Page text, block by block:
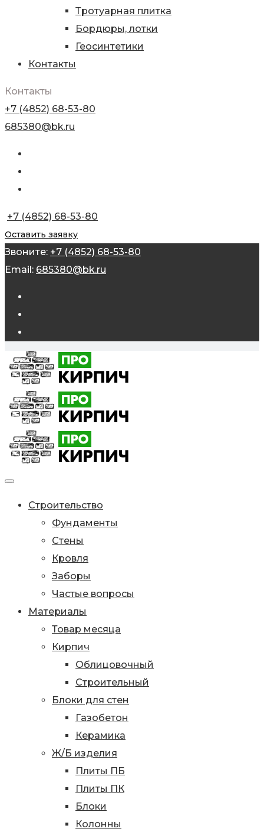
Тротуарная плитка
Бордюры, лотки
Геосинтетики
Контакты
Контакты
+7 (4852) 68-53-80
685380@bk.ru
+7 (4852) 68-53-80
Оставить заявку
Звоните: +7 (4852) 68-53-80
Email: 685380@bk.ru
Строительство
Фундаменты
Стены
Кровля
Заборы
Частые вопросы
Материалы
Товар месяца
Кирпич
Облицовочный
Строительный
Блоки для стен
Газобетон
Керамика
Ж/Б изделия
Плиты ПБ
Плиты ПК
Блоки
Колонны